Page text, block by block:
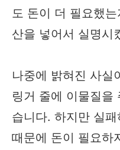
도 돈이 더 필요했
산을 넣어서 실명시
나중에 밝혀진 사실
링거 줄에 이물질을
습니다. 하지만 실
때문에 돈이 필요하